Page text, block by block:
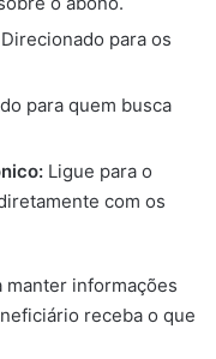
Direcionado para os
para quem busca
Ligue para o
com os
manter informações
receba o que